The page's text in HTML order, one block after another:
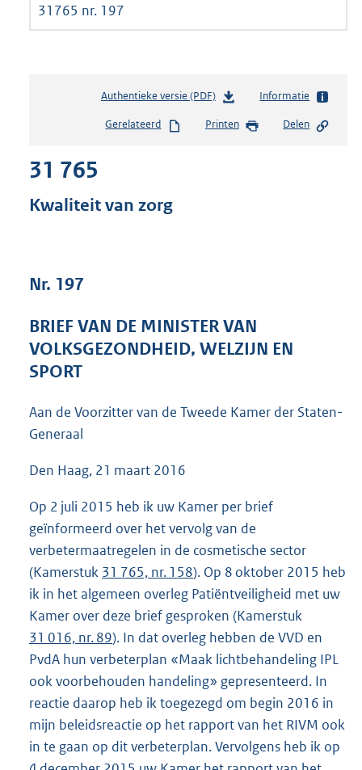
31765 nr. 197
Authentieke versie (PDF)b
s
e
:
b
Informatie
Gerelateerd Printen Delen
31 765
Kwaliteit van zorg
Nr. 197
BRIEF VAN DE MINISTER VAN
VOLKSGEZONDHEID, WELZIJN EN
SPORT
Aan de Voorzitter van de Tweede Kamer der Staten-
Generaal
Den Haag, 21 maart 2016
Op 2 juli 2015 heb ik uw Kamer per brief
geïnformeerd over het vervolg van de
verbetermaatregelen in de cosmetische sector
(Kamerstuk 31 765, nr. 158). Op 8 oktober 2015 heb
ik in het algemeen overleg Patiëntveiligheid met uw
Kamer over deze brief gesproken (Kamerstuk
31 016, nr. 89). In dat overleg hebben de VVD en
PvdA hun verbeterplan «Maak lichtbehandeling IPL
ook voorbehouden handeling» gepresenteerd. In
reactie daarop heb ik toegezegd om begin 2016 in
mijn beleidsreactie op het rapport van het RIVM ook
in te gaan op dit verbeterplan. Vervolgens heb ik op